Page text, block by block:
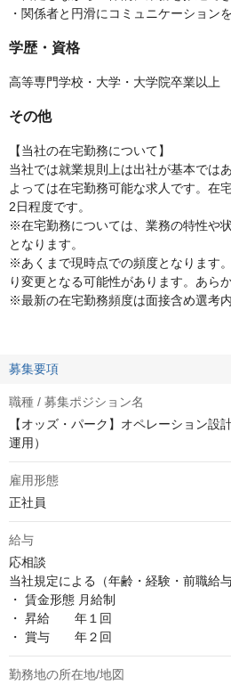
・関係者と円滑にコミュニケーション
学歴・資格
高等専門学校・大学・大学院卒業以上
その他
【当社の在宅勤務について】
当社では就業規則上は出社が基本では
よっては在宅勤務可能な求人です。在
2日程度です。
※在宅勤務については、業務の特性や
となります。
※あくまで現時点での頻度となります
り変更となる可能性があります。あら
※最新の在宅勤務頻度は面接含め選考
募集要項
職種 / 募集ポジション名
【オッズ・パーク】オペレーション設
運用）
雇用形態
正社員
給与
応相談
当社規定による（年齢・経験・前職給
・ 賃金形態 月給制
・ 昇給       年１回
・ 賞与       年２回
勤務地の所在地/地図